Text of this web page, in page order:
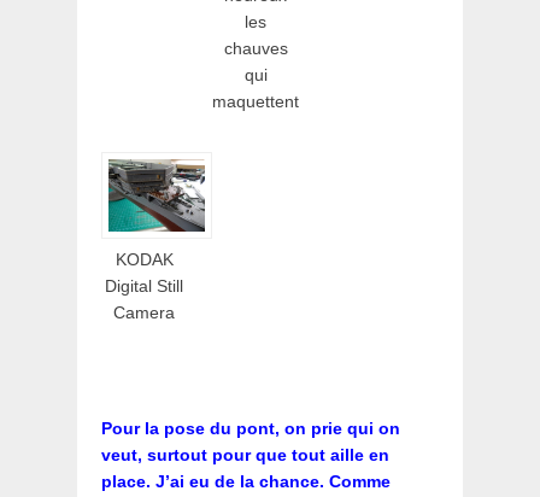
les
chauves
qui
maquettent
KODAK
Digital Still
Camera
Pour la pose du pont, on prie qui on
veut, surtout pour que tout aille en
place. J’ai eu de la chance. Comme